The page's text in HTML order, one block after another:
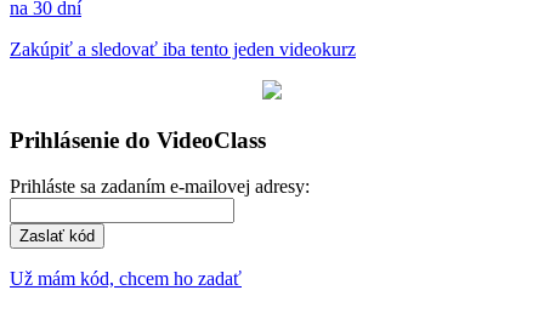
na 30 dní
Zakúpiť a sledovať iba tento jeden videokurz
Prihlásenie do VideoClass
Prihláste sa zadaním e-mailovej adresy:
Zaslať kód
Už mám kód, chcem ho zadať